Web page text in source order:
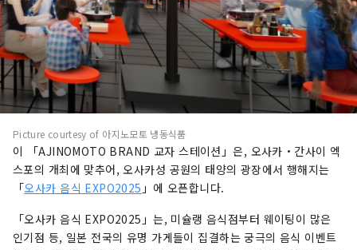
Picture courtesy of 아지노모토 냉동식품
이 「AJINOMOTO BRAND 교자 스테이션」은, 오사카・간사이 엑
스포의 개최에 맞추어, 오사카성 공원의 태양의 광장에서 행해지는
「오사카 음식 EXPO2025 」에 오픈합니다.
「오사카 음식 EXPO2025」는, 미슐랭 음식점부터 웨이팅이 많은
인기점 등, 일본 전국의 유명 가게들이 집결하는 궁극의 음식 이벤트